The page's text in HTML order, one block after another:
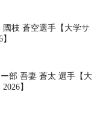
國枝 蒼空選手【大学サ
部 吾妻 蒼太 選手【大
】